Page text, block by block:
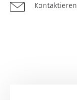
Kontaktieren